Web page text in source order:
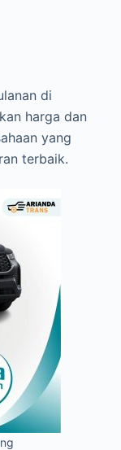
di
harga dan
yang
terbaik.